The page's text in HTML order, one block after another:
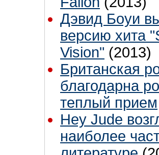
Дэвид Боуи
версию хита
Vision" (2013)
Британская
благодарна
теплый прием
Hey Jude
наиболее